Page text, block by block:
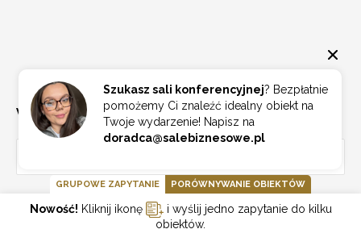
WYSZUKAJ NA SKRÓTY
Sale konferencyjne dolnośląskie387
Sale konferencyjne kujawsko-pomorskie
Szukasz sali konferencyjnej? Bezpłatnie
pomożemy Ci znaleźć idealny obiekt na
Twoje wydarzenie! Napisz na
doradca@salebiznesowe.pl
GRUPOWE ZAPYTANIE PORÓWNYWANIE OBIEKTÓW
Nowość! Kliknij ikonę
i wyślij jedno zapytanie do kilku
obiektów.